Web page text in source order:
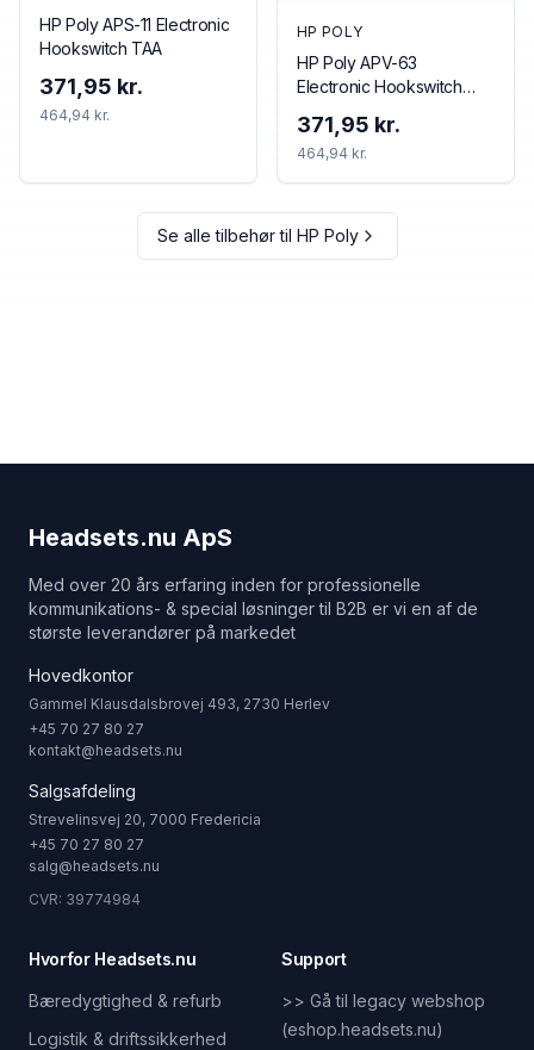
HP Poly APS-11 Electronic
Hookswitch TAA
371,95 kr.
464,94 kr.
HP POLY
HP Poly APV-63
Electronic Hookswitch
371,95 kr.
464,94 kr.
Se alle tilbehør til HP Poly
Headsets.nu ApS
Med over 20 års erfaring inden for professionelle
kommunikations- & special løsninger til B2B er vi en af de
største leverandører på markedet
Hovedkontor
Gammel Klausdalsbrovej 493, 2730 Herlev
+45 70 27 80 27
kontakt@headsets.nu
Salgsafdeling
Strevelinsvej 20, 7000 Fredericia
+45 70 27 80 27
salg@headsets.nu
CVR: 39774984
Hvorfor Headsets.nu
Bæredygtighed & refurb
Logistik & driftssikkerhed
Support
>> Gå til legacy webshop
(eshop.headsets.nu)